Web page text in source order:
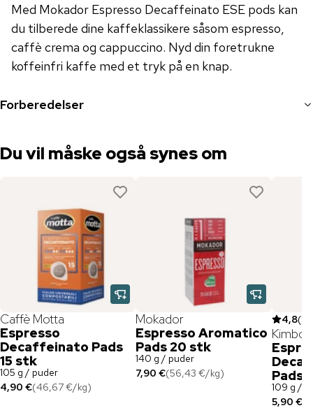
Med Mokador Espresso Decaffeinato ESE pods kan
du tilberede dine kaffeklassikere såsom espresso,
caffè crema og cappuccino. Nyd din foretrukne
koffeinfri kaffe med et tryk på en knap.
Forberedelser
Du vil måske også synes om
Caffè Motta
Espresso
Decaffeinato Pads
15 stk
105 g / puder
4,90 €(46,67 €/kg)
Mokador
Espresso Aromatico
Pads 20 stk
140 g / puder
7,90 €(56,43 €/kg)
4,8(
Kimbo
Pads
109 g /
5,90 €